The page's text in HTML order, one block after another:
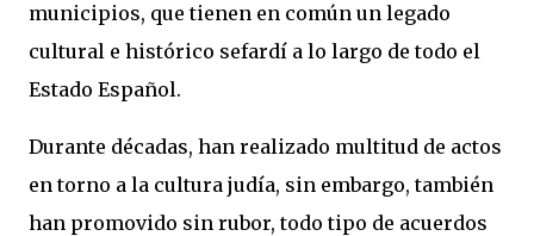
municipios, que tienen en común un legado
cultural e histórico sefardí a lo largo de todo el
Estado Español.
Durante décadas, han realizado multitud de actos
en torno a la cultura judía, sin embargo, también
han promovido sin rubor, todo tipo de acuerdos